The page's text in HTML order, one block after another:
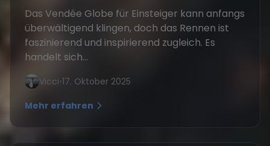
Das Vendée Globe für Einsteiger kann anfangs
überwältigend klingen, doch das Rennen ist
faszinierend und inspirierend zugleich. Es
handelt sich...
Vicci•17. Oktober 2025
Mehr erfahren